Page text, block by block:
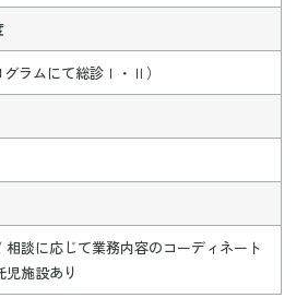
ラムにて総診Ⅰ・Ⅱ）
談に応じて業務内容のコーディネート
施設あり